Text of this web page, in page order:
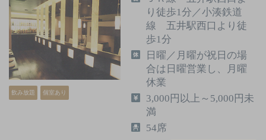
飲み放題 個室あり
り徒歩1分／小湊鉄道
線 五井駅西口より徒
歩1分
日曜／月曜が祝日の場
合は日曜営業し、月曜
休業
3,000円以上～5,000円未
満
54席